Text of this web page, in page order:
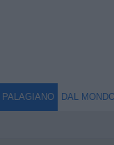
PALAGIANO DAL